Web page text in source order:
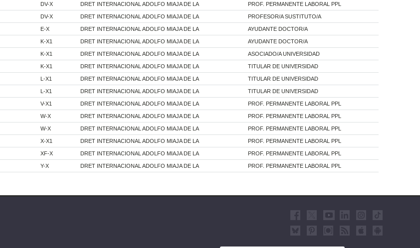
DV-X DRET INTERNACIONAL ADOLFO MIAJA DE LA PROF. PERMANENTE LABORAL PPL
DV-X DRET INTERNACIONAL ADOLFO MIAJA DE LA PROFESOR/A SUSTITUTO/A
E-X DRET INTERNACIONAL ADOLFO MIAJA DE LA AYUDANTE DOCTOR/A
K-X1 DRET INTERNACIONAL ADOLFO MIAJA DE LA AYUDANTE DOCTOR/A
K-X1 DRET INTERNACIONAL ADOLFO MIAJA DE LA ASOCIADO/A UNIVERSIDAD
K-X1 DRET INTERNACIONAL ADOLFO MIAJA DE LA TITULAR DE UNIVERSIDAD
L-X1 DRET INTERNACIONAL ADOLFO MIAJA DE LA TITULAR DE UNIVERSIDAD
L-X1 DRET INTERNACIONAL ADOLFO MIAJA DE LA TITULAR DE UNIVERSIDAD
V-X1 DRET INTERNACIONAL ADOLFO MIAJA DE LA PROF. PERMANENTE LABORAL PPL
W-X DRET INTERNACIONAL ADOLFO MIAJA DE LA PROF. PERMANENTE LABORAL PPL
W-X DRET INTERNACIONAL ADOLFO MIAJA DE LA PROF. PERMANENTE LABORAL PPL
X-X1 DRET INTERNACIONAL ADOLFO MIAJA DE LA PROF. PERMANENTE LABORAL PPL
XF-X DRET INTERNACIONAL ADOLFO MIAJA DE LA PROF. PERMANENTE LABORAL PPL
Y-X DRET INTERNACIONAL ADOLFO MIAJA DE LA PROF. PERMANENTE LABORAL PPL